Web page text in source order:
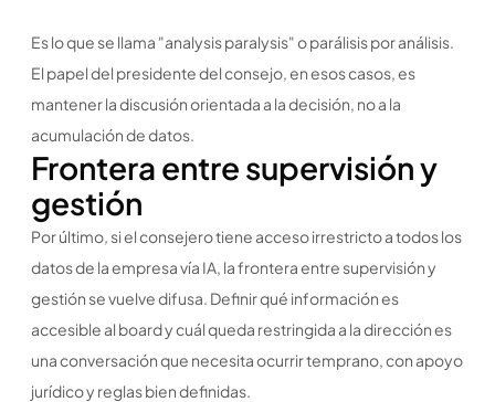
Es lo que se llama "analysis paralysis" o parálisis por análisis.
El papel del presidente del consejo, en esos casos, es
mantener la discusión orientada a la decisión, no a la
acumulación de datos.
Frontera entre supervisión y
gestión
Por último,si el consejero tiene acceso irrestricto a todos los
datos de la empresa vía IA, la frontera entre supervisión y
gestión se vuelve difusa. Definir qué información es
accesible al board y cuál queda restringida a la dirección es
una conversación que necesita ocurrir temprano, con apoyo
jurídico y reglas bien definidas.